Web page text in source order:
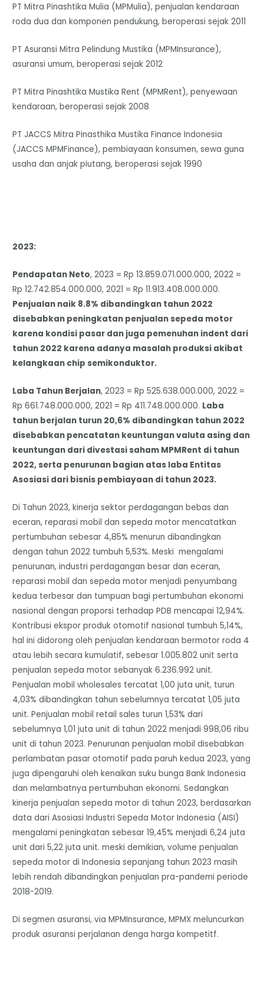
PT Mitra Pinashtika Mulia (MPMulia), penjualan kendaraan
roda dua dan komponen pendukung, beroperasi sejak 2011
PT Asuransi Mitra Pelindung Mustika (MPMInsurance),
asuransi umum, beroperasi sejak 2012
PT Mitra Pinashtika Mustika Rent (MPMRent), penyewaan
kendaraan, beroperasi sejak 2008
PT JACCS Mitra Pinasthika Mustika Finance Indonesia
(JACCS MPMFinance), pembiayaan konsumen, sewa guna
usaha dan anjak piutang, beroperasi sejak 1990
2023:
Pendapatan Neto, 2023 = Rp 13.859.071.000.000, 2022 =
Rp 12.742.854.000.000, 2021 = Rp 11.913.408.000.000.
Penjualan naik 8.8% dibandingkan tahun 2022
disebabkan peningkatan penjualan sepeda motor
karena kondisi pasar dan juga pemenuhan indent dari
tahun 2022 karena adanya masalah produksi akibat
kelangkaan chip semikonduktor.
Laba Tahun Berjalan, 2023 = Rp 525.638.000.000, 2022 =
Rp 661.748.000.000, 2021 = Rp 411.748.000.000. Laba
tahun berjalan turun 20,6% dibandingkan tahun 2022
disebabkan pencatatan keuntungan valuta asing dan
keuntungan dari divestasi saham MPMRent di tahun
2022, serta penurunan bagian atas laba Entitas
Asosiasi dari bisnis pembiayaan di tahun 2023.
Di Tahun 2023, kinerja sektor perdagangan bebas dan
eceran, reparasi mobil dan sepeda motor mencatatkan
pertumbuhan sebesar 4,85% menurun dibandingkan
dengan tahun 2022 tumbuh 5,53%. Meski mengalami
penurunan, industri perdagangan besar dan eceran,
reparasi mobil dan sepeda motor menjadi penyumbang
kedua terbesar dan tumpuan bagi pertumbuhan ekonomi
nasional dengan proporsi terhadap PDB mencapai 12,94%.
Kontribusi ekspor produk otomotif nasional tumbuh 5,14%,
hal ini didorong oleh penjualan kendaraan bermotor roda 4
atau lebih secara kumulatif, sebesar 1.005.802 unit serta
penjualan sepeda motor sebanyak 6.236.992 unit.
Penjualan mobil wholesales tercatat 1,00 juta unit, turun
4,03% dibandingkan tahun sebelumnya tercatat 1,05 juta
unit. Penjualan mobil retail sales turun 1,53% dari
sebelumnya 1,01 juta unit di tahun 2022 menjadi 998,06 ribu
unit di tahun 2023. Penurunan penjualan mobil disebabkan
perlambatan pasar otomotif pada paruh kedua 2023, yang
juga dipengaruhi oleh kenaikan suku bunga Bank Indonesia
dan melambatnya pertumbuhan ekonomi. Sedangkan
kinerja penjualan sepeda motor di tahun 2023, berdasarkan
data dari Asosiasi Industri Sepeda Motor Indonesia (AISI)
mengalami peningkatan sebesar 19,45% menjadi 6,24 juta
unit dari 5,22 juta unit. meski demikian, volume penjualan
sepeda motor di Indonesia sepanjang tahun 2023 masih
lebih rendah dibandingkan penjualan pra-pandemi periode
2018-2019.
Di segmen asuransi, via MPMInsurance, MPMX meluncurkan
produk asuransi perjalanan denga harga kompetitf.